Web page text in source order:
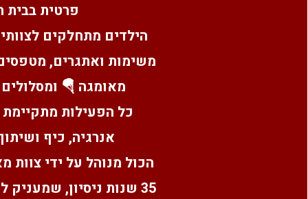
פרטית בבית
הילדים מתחלקים
משימות ואתגרים,
מאומגה 🪂
כל הפעילות
אנרגיה, כיף
הכול מנוהל על ידי צוות
35 שנות ניסיון,